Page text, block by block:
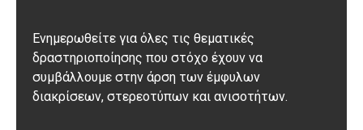
Ενημερωθείτε για όλες τις θεματικές
δραστηριοποίησης που στόχο έχουν να
συμβάλλουμε στην άρση των έμφυλων
διακρίσεων, στερεοτύπων και ανισοτήτων.